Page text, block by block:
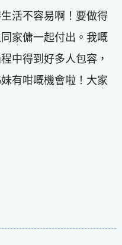
活不容易啊！要做得
家傭一起付出。我嘅
中得到好多人包容，
有咁嘅機會啦！大家